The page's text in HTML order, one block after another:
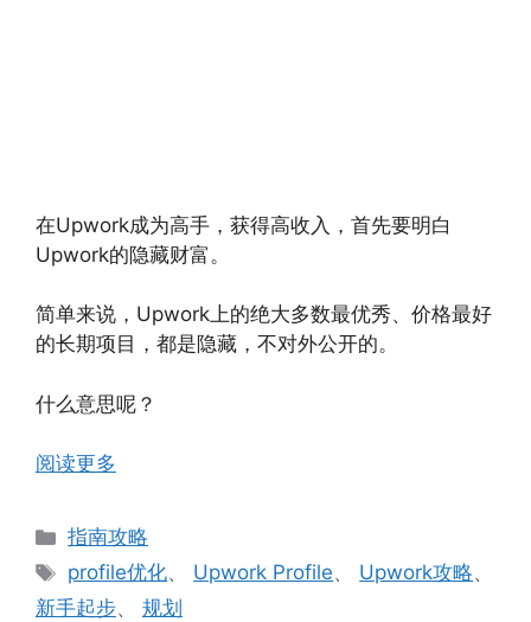
在Upwork成为高手，获得高收入，首先要明白
Upwork的隐藏财富。
简单来说，Upwork上的绝大多数最优秀、价格最好
的长期项目，都是隐藏，不对外公开的。
什么意思呢？
阅读更多
分
类
指南攻略
标
签
profile优化、 Upwork Profile、 Upwork攻略、
新手起步、 规划